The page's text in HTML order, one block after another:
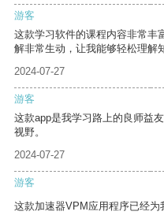
游客
这款学习软件的课程内容非常丰
解非常生动，让我能够轻松理解
2024-07-27
游客
这款app是我学习路上的良师益
视野。
2024-07-27
游客
这款加速器VPM应用程序已经为